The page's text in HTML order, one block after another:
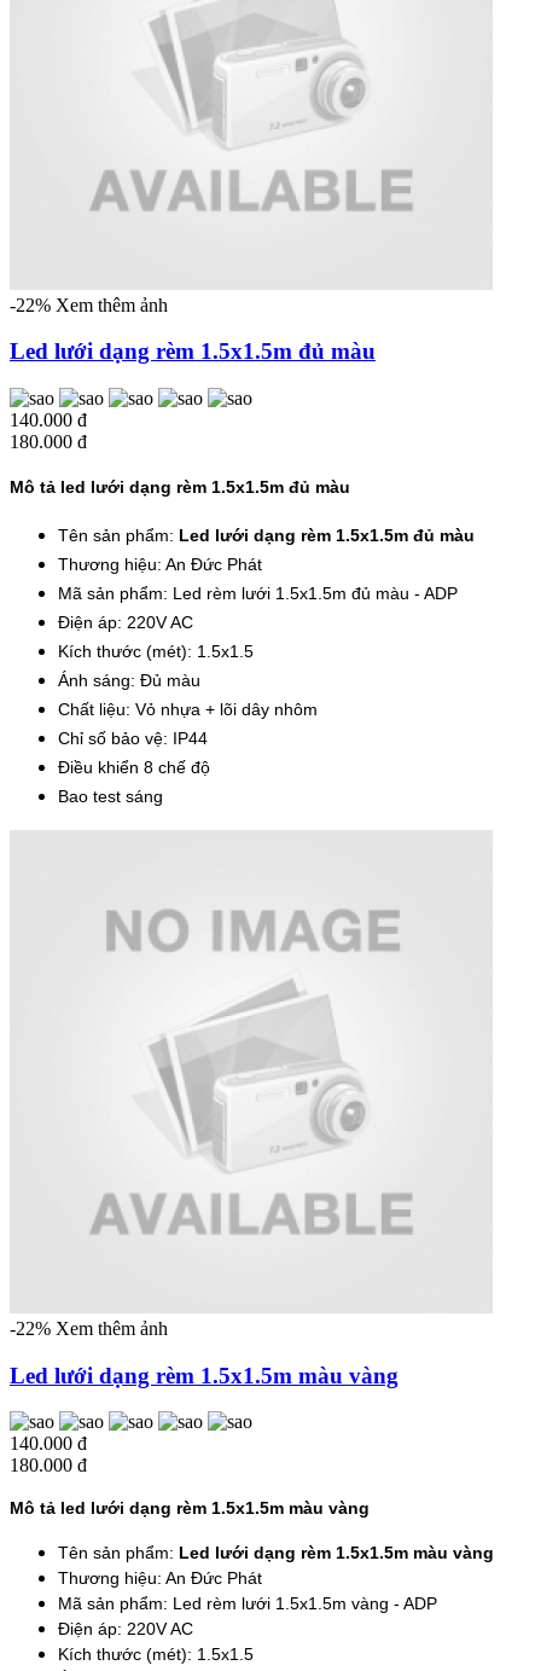
-22% Xem thêm ảnh
Led lưới dạng rèm 1.5x1.5m đủ màu
140.000 đ
180.000 đ
Mô tả led lưới dạng rèm 1.5x1.5m đủ màu
Tên sản phẩm: Led lưới dạng rèm 1.5x1.5m đủ màu
Thương hiệu: An Đức Phát
Mã sản phẩm: Led rèm lưới 1.5x1.5m đủ màu - ADP
Điện áp: 220V AC
Kích thước (mét): 1.5x1.5
Ánh sáng: Đủ màu
Chất liệu: Vỏ nhựa + lõi dây nhôm
Chỉ số bảo vệ: IP44
Điều khiển 8 chế độ
Bao test sáng
-22% Xem thêm ảnh
Led lưới dạng rèm 1.5x1.5m màu vàng
140.000 đ
180.000 đ
Mô tả led lưới dạng rèm 1.5x1.5m màu vàng
Tên sản phẩm: Led lưới dạng rèm 1.5x1.5m màu vàng
Thương hiệu: An Đức Phát
Mã sản phẩm: Led rèm lưới 1.5x1.5m vàng - ADP
Điện áp: 220V AC
Kích thước (mét): 1.5x1.5